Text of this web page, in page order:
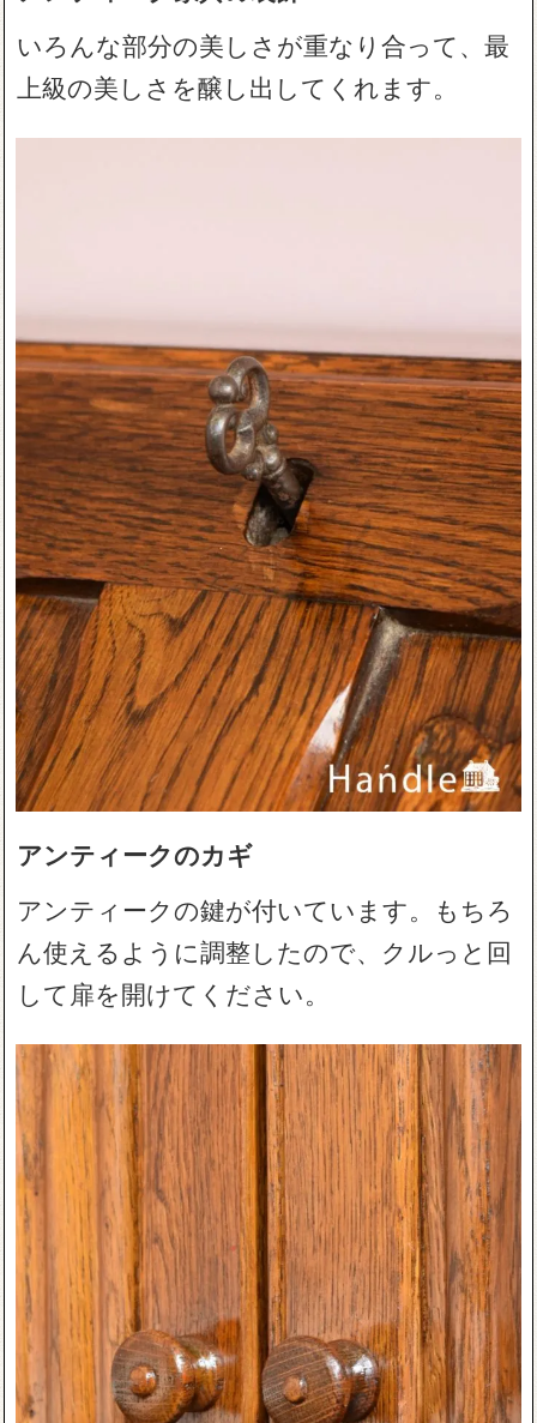
いろんな部分の美しさが重なり合って、最
上級の美しさを醸し出してくれます。
アンティークのカギ
アンティークの鍵が付いています。もちろ
ん使えるように調整したので、クルっと回
して扉を開けてください。